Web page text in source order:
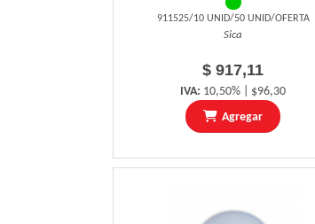
911525/10 UNID/50 UNID/OFERTA
Sica
$ 917,11
IVA: 10,50% | $96,30
Agregar